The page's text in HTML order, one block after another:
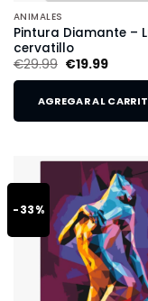
ANIMALES
Pintura Diamante –
cervatillo
€29.99 €19.99
AGREGAR AL
-33%